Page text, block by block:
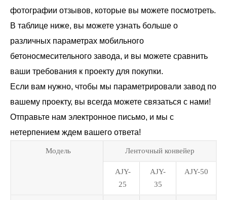
фотографии отзывов, которые вы можете посмотреть.
В таблице ниже, вы можете узнать больше о
различных параметрах мобильного
бетоносмесительного завода, и вы можете сравнить
ваши требования к проекту для покупки.
Если вам нужно, чтобы мы параметрировали завод по
вашему проекту, вы всегда можете связаться с нами!
Отправьте нам электронное письмо, и мы с
нетерпением ждем вашего ответа!
Модель Ленточный конвейер
AJY-
25
AJY-
35
AJY-50